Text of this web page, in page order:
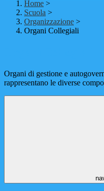
Home >
Scuola >
Organizzazione >
Organi Collegiali
Organi di gestione e
rappresentano le diverse